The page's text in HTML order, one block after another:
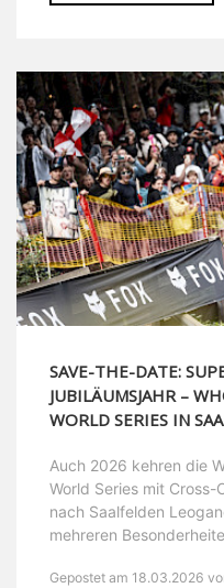
SAVE-THE-DATE:
JUBILÄUMSJAHR –
WORLD SERIES IN
Auch 2026 kehren die
World Series mit Cross-
nach Saalfelden
mehreren
Gepostet am 18.03.2026